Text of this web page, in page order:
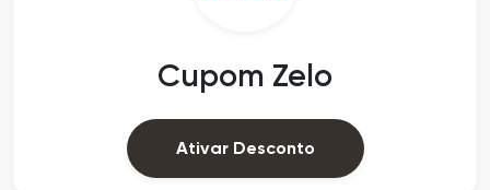
Cupom Zelo
Ativar Desconto